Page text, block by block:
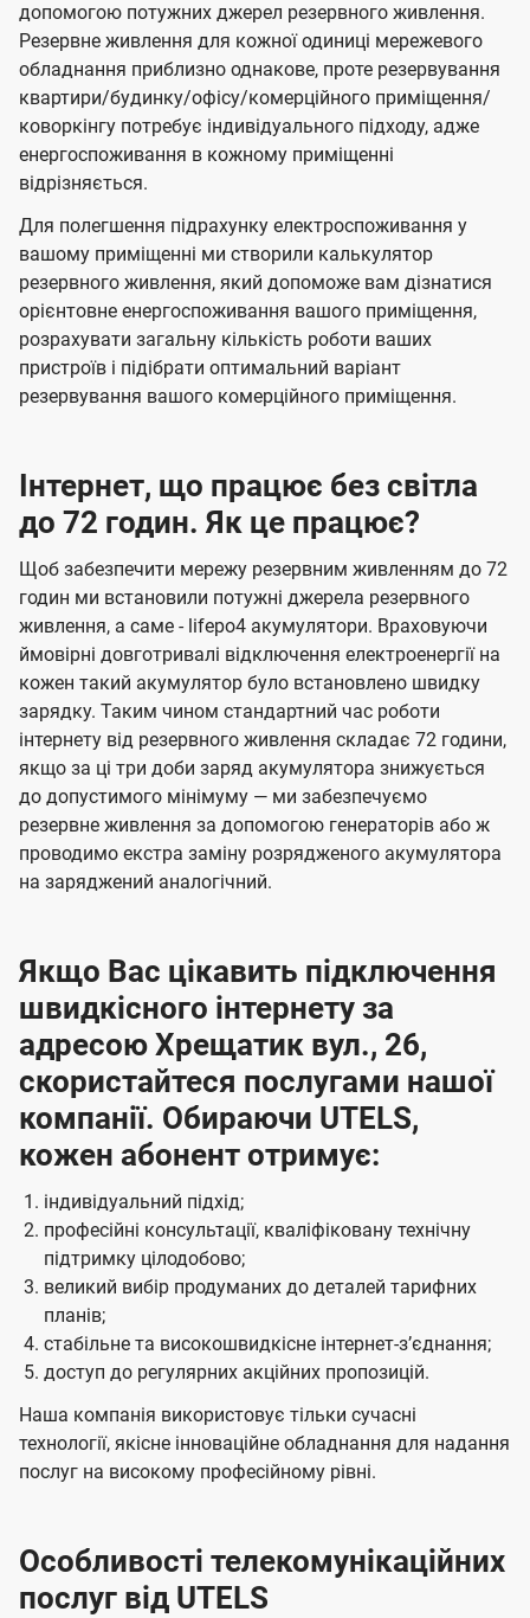
допомогою потужних джерел резервного живлення.
Резервне живлення для кожної одиниці мережевого
обладнання приблизно однакове, проте резервування
квартири/будинку/офісу/комерційного приміщення/
коворкінгу потребує індивідуального підходу, адже
енергоспоживання в кожному приміщенні
відрізняється.
Для полегшення підрахунку електроспоживання у
вашому приміщенні ми створили калькулятор
резервного живлення, який допоможе вам дізнатися
орієнтовне енергоспоживання вашого приміщення,
розрахувати загальну кількість роботи ваших
пристроїв і підібрати оптимальний варіант
резервування вашого комерційного приміщення.
Інтернет, що працює без світла
до 72 годин. Як це працює?
Щоб забезпечити мережу резервним живленням до 72
годин ми встановили потужні джерела резервного
живлення, а саме - lifepo4 акумулятори. Враховуючи
ймовірні довготривалі відключення електроенергії на
кожен такий акумулятор було встановлено швидку
зарядку. Таким чином стандартний час роботи
інтернету від резервного живлення складає 72 години,
якщо за ці три доби заряд акумулятора знижується
до допустимого мінімуму — ми забезпечуємо
резервне живлення за допомогою генераторів або ж
проводимо екстра заміну розрядженого акумулятора
на заряджений аналогічний.
Якщо Вас цікавить підключення
швидкісного інтернету за
адресою Хрещатик вул., 26,
скористайтеся послугами нашої
компанії. Обираючи UTELS,
кожен абонент отримує:
індивідуальний підхід;
професійні консультації, кваліфіковану технічну
підтримку цілодобово;
великий вибір продуманих до деталей тарифних
планів;
стабільне та високошвидкісне інтернет-зʼєднання;
доступ до регулярних акційних пропозицій.
Наша компанія використовує тільки сучасні
технології, якісне інноваційне обладнання для надання
послуг на високому професійному рівні.
Особливості телекомунікаційних
послуг від UTELS